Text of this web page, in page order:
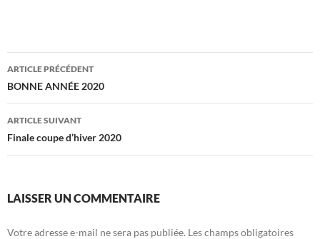
Navigation
des
articles
ARTICLE PRÉCÉDENT
BONNE ANNÉE 2020
ARTICLE SUIVANT
Finale coupe d’hiver 2020
LAISSER UN COMMENTAIRE
Votre adresse e-mail ne sera pas publiée. Les champs obligatoires